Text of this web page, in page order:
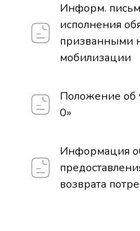
Информ.
исполнения
призванными
мобилизации
Положение об
0»
Информация
возврата